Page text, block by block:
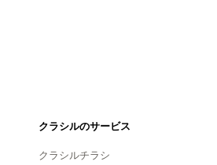
クラシルのサービス
クラシルチラシ